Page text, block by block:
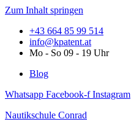
Zum Inhalt springen
+43 664 85 99 514
info@kpatent.at
Mo - So 09 - 19 Uhr
Blog
Whatsapp Facebook-f Instagram
Nautikschule Conrad